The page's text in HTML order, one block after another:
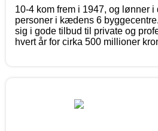
10-4 kom frem i 1947, og lønner i
personer i kædens 6
sig i gode tilbud til private og
hvert år for cirka 500 millioner